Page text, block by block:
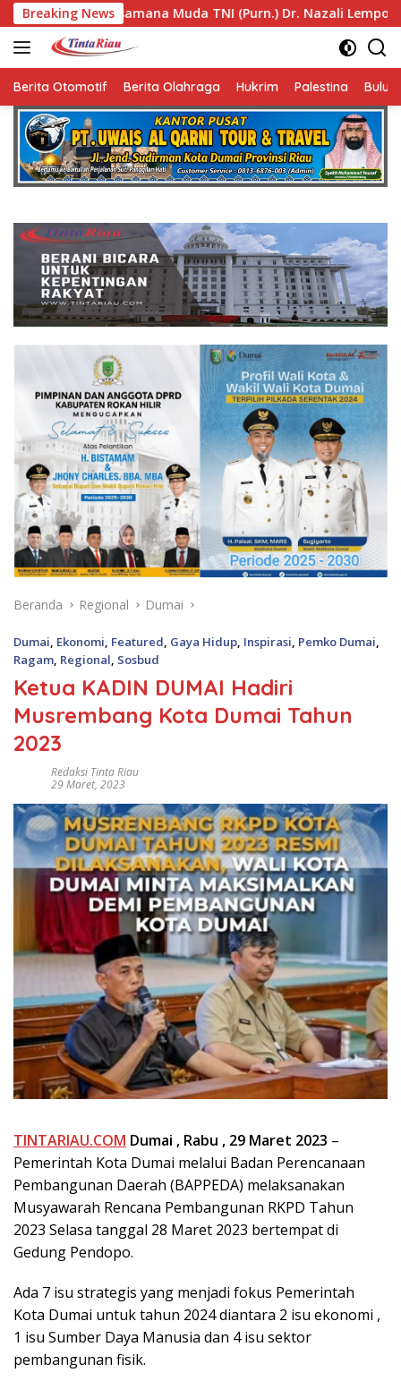
Langsung
ke
konten
Breaking News
TNI (Purn.) Dr. Nazali Lempo Layak Dipertimbangkan
Berita Otomotif Berita Olahraga Hukrim Palestina
Beranda Regional Dumai
Dumai Ekonomi Featured Gaya Hidup Inspirasi Pemko Dumai
Ragam Regional Sosbud
Ketua KADIN DUMAI Hadiri
Musrembang Kota Dumai Tahun
2023
Redaksi Tinta Riau
29 Maret, 2023
TINTARIAU.COM Dumai , Rabu , 29 Maret 2023 –
Pemerintah Kota Dumai melalui Badan Perencanaan
Pembangunan Daerah (BAPPEDA) melaksanakan
Musyawarah Rencana Pembangunan RKPD Tahun
2023 Selasa tanggal 28 Maret 2023 bertempat di
Gedung Pendopo.
Ada 7 isu strategis yang menjadi fokus Pemerintah
Kota Dumai untuk tahun 2024 diantara 2 isu ekonomi ,
1 isu Sumber Daya Manusia dan 4 isu sektor
pembangunan fisik.